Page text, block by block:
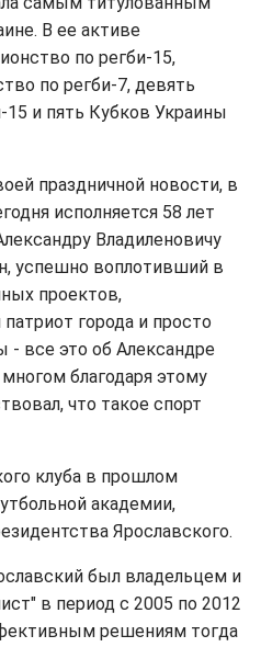
В ее активе
по регби-15,
по регби-7, девять
15 и пять Кубков Украины
праздничной новости, в
исполняется 58 лет
Владиленовичу
успешно воплотивший в
проектов,
города и просто
все это об Александре
благодаря этому
что такое спорт
клуба в прошлом
академии,
Ярославского.
был владельцем и
в период с 2005 по 2012
решениям тогда